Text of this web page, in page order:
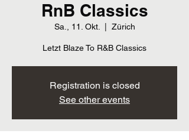
RnB Classics
Sa., 11. Okt. Zürich
Letzt Blaze To R&B Classics
Registration is closed
See other events